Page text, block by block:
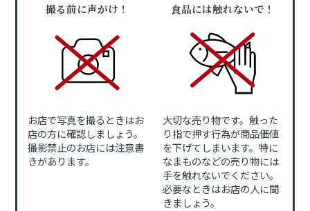
撮る前に声がけ！
お店で写真を撮るときはお
店の方に確認しましょう。
撮影禁止のお店には注意書
きがあります。
食品には触れないで！
大切な売り物です。触った
り指で押す行為が商品価値
を下げてしまいます。特に
なまものなどの売り物には
手を触れないでください。
必要なときはお店の人に聞
きましょう。